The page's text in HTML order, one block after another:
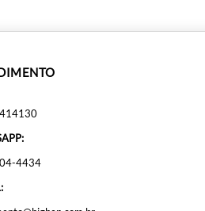
4434